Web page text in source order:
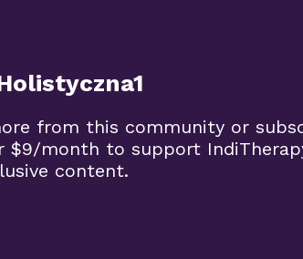
from this community or
$9/month to support
content.